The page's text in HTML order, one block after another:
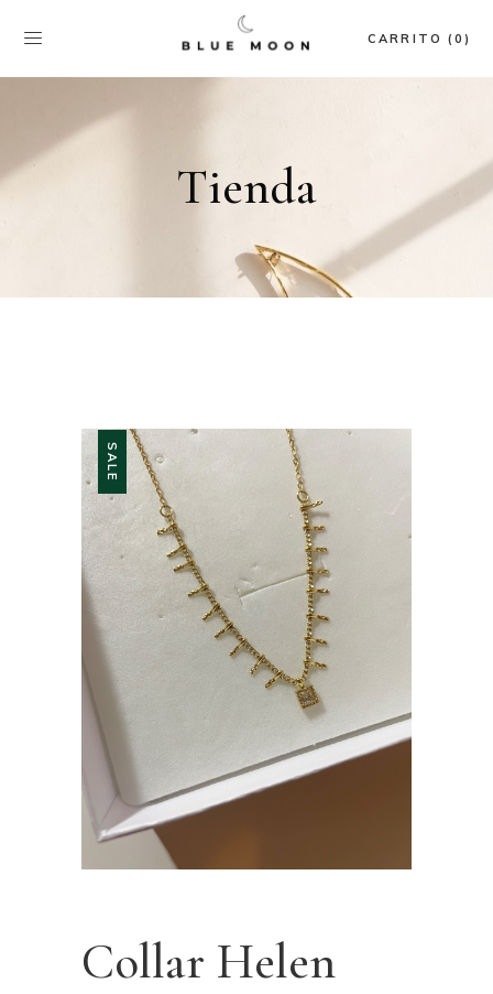
CARRITO (0)
Tienda
SALE
Collar Helen